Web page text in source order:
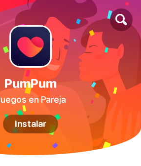
PumPum
en Pareja
Instalar